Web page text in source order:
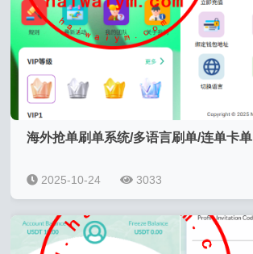
海外抢单刷单系统/多语言刷单/连单卡单
2025-10-24 3033